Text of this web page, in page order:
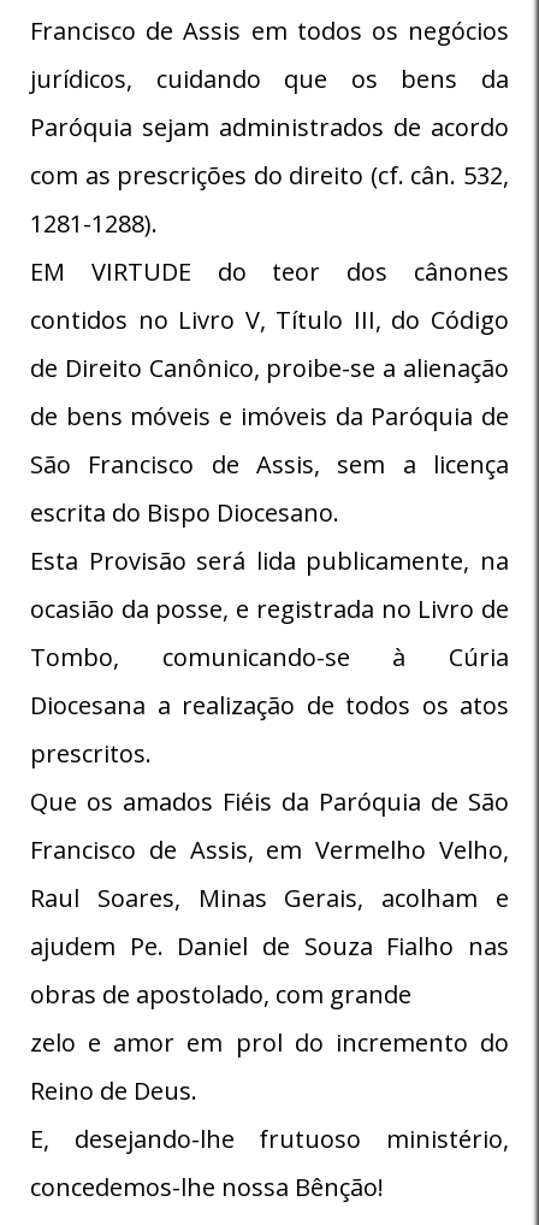
Francisco de Assis em todos os negócios
jurídicos, cuidando que os bens da
Paróquia sejam administrados de acordo
com as prescrições do direito (cf. cân. 532,
1281-1288).
EM VIRTUDE do teor dos cânones
contidos no Livro V, Título III, do Código
de Direito Canônico, proibe-se a alienação
de bens móveis e imóveis da Paróquia de
São Francisco de Assis, sem a licença
escrita do Bispo Diocesano.
Esta Provisão será lida publicamente, na
ocasião da posse, e registrada no Livro de
Tombo, comunicando-se à Cúria
Diocesana a realização de todos os atos
prescritos.
Que os amados Fiéis da Paróquia de São
Francisco de Assis, em Vermelho Velho,
Raul Soares, Minas Gerais, acolham e
ajudem Pe. Daniel de Souza Fialho nas
obras de apostolado, com grande
zelo e amor em prol do incremento do
Reino de Deus.
E, desejando-lhe frutuoso ministério,
concedemos-lhe nossa Bênção!